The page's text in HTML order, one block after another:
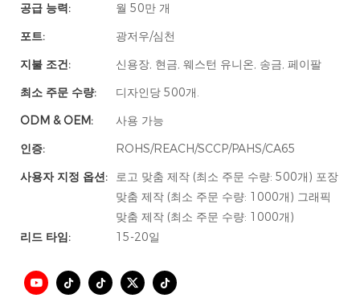
공급 능력:
월 50만 개
포트:
광저우/심천
지불 조건:
신용장, 현금, 웨스턴 유니온, 송금, 페이팔
최소 주문 수량:
디자인당 500개.
ODM & OEM:
사용 가능
인증:
ROHS/REACH/SCCP/PAHS/CA65
사용자 지정 옵션:
로고 맞춤 제작 (최소 주문 수량: 500개) 포장
맞춤 제작 (최소 주문 수량: 1000개) 그래픽
맞춤 제작 (최소 주문 수량: 1000개)
리드 타임:
15-20일